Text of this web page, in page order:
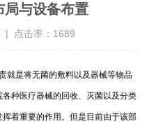
局与设备布置
| 点击率：1689
就是将无菌的敷料以及器械等物品
种医疗器械的回收、灭菌以及分类
着重要的作用。但是目前由于该部